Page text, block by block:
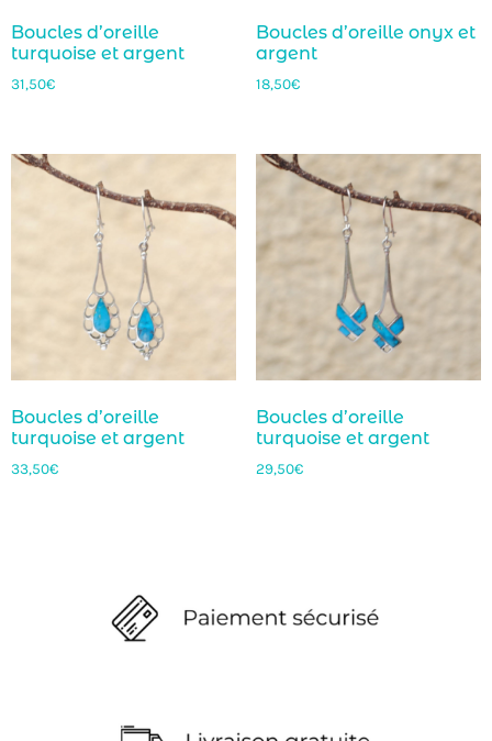
Boucles d’oreille
turquoise et argent
31,50€
Boucles d’oreille onyx et
argent
18,50€
Boucles d’oreille
turquoise et argent
33,50€
Boucles d’oreille
turquoise et argent
29,50€